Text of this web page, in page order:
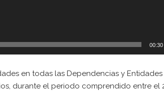
00:30
en todas las Dependencias y
durante el periodo comprendido entre el